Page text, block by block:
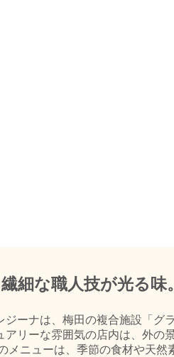
細な職人技が光る味。
ーナは、梅田の複合施設「グ
リーな雰囲気の店内は、外の
メニューは、季節の食材や天然